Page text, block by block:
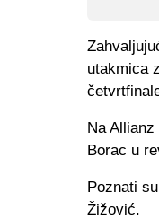
utakmica
Na
Borac u
Poznati
Žižović.